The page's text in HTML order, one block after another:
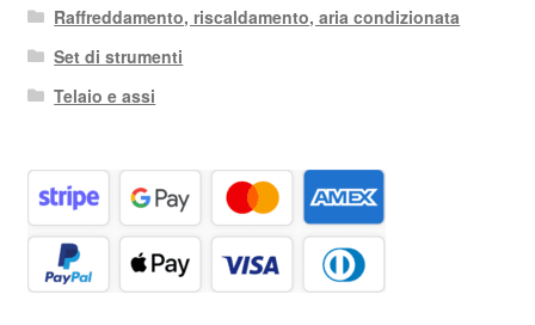
Raffreddamento, riscaldamento, aria condizionata
Set di strumenti
Telaio e assi